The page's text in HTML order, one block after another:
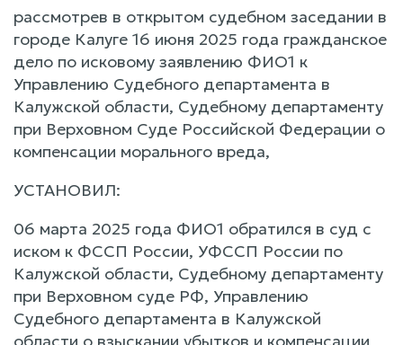
рассмотрев в открытом судебном заседании в
городе Калуге 16 июня 2025 года гражданское
дело по исковому заявлению ФИО1 к
Управлению Судебного департамента в
Калужской области, Судебному департаменту
при Верховном Суде Российской Федерации о
компенсации морального вреда,
УСТАНОВИЛ:
06 марта 2025 года ФИО1 обратился в суд с
иском к ФССП России, УФССП России по
Калужской области, Судебному департаменту
при Верховном суде РФ, Управлению
Судебного департамента в Калужской
области о взыскании убытков и компенсации